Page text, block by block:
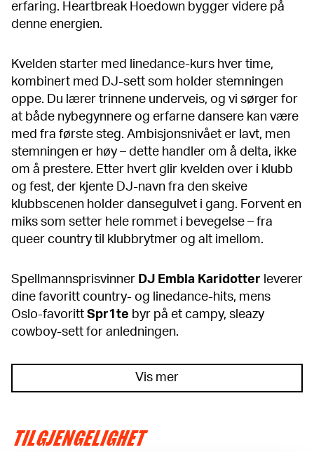
erfaring. Heartbreak Hoedown bygger videre på
denne energien.
Kvelden starter med linedance-kurs hver time,
kombinert med DJ-sett som holder stemningen
oppe. Du lærer trinnene underveis, og vi sørger for
at både nybegynnere og erfarne dansere kan være
med fra første steg. Ambisjonsnivået er lavt, men
stemningen er høy – dette handler om å delta, ikke
om å prestere. Etter hvert glir kvelden over i klubb
og fest, der kjente DJ-navn fra den skeive
klubbscenen holder dansegulvet i gang. Forvent en
miks som setter hele rommet i bevegelse – fra
queer country til klubbrytmer og alt imellom.
Spellmannsprisvinner DJ Embla Karidotter leverer
dine favoritt country- og linedance-hits, mens
Oslo-favoritt Spr1te byr på et campy, sleazy
cowboy-sett for anledningen.
Vis mer
TILGJENGELIGHET